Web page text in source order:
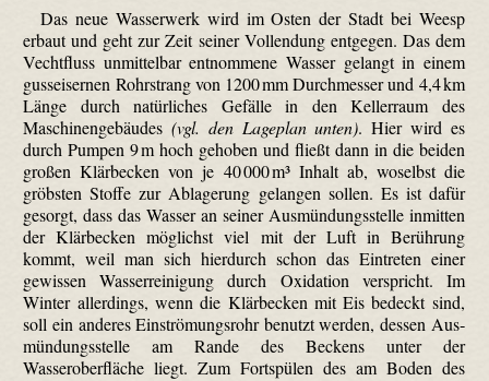
Das neue Wasserwerk wird im Osten der Stadt bei Weesp
erbaut und geht zur Zeit seiner Vollendung entgegen. Das dem
Vecht­fluss unmittelbar entnommene Wasser gelangt in einem
gusseisernen Rohrstrang von 1200 mm Durchmesser und 4,4 km
Länge durch natürliches Gefälle in den Kellerraum des
Maschinengebäudes(vgl. den Lageplan unten). Hier wird es
durch Pumpen 9 m hoch gehoben und fließt dann in die beiden
großen Klärbecken von je 40 000 m³ Inhalt ab, woselbst die
gröbsten Stoffe zur Ablagerung gelangen sollen. Es ist dafür
gesorgt, dass das Wasser an seiner Aus­mündungs­stelle inmitten
der Klärbecken möglichst viel mit der Luft in Berührung
kommt, weil man sich hierdurch schon das Eintreten einer
gewissen Wasserreinigung durch Oxidation verspricht. Im
Winter allerdings, wenn die Klärbecken mit Eis bedeckt sind,
soll ein anderes Ein­strömungs­rohr benutzt werden, dessen Aus­
mündungs­stelle am Rande des Beckens unter der
Wasseroberfläche liegt. Zum Fortspülen des am Boden des